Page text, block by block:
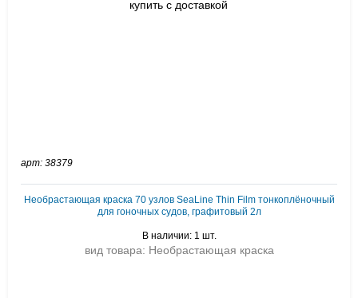
арт: 38379
Необрастающая краска 70 узлов SeaLine Thin Film тонкоплёночный
для гоночных судов, графитовый 2л
В наличии: 1 шт.
вид товара: Необрастающая краска